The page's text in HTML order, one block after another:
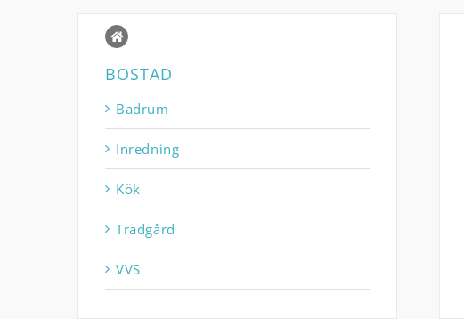
BOSTAD
Badrum
Inredning
Kök
Trädgård
VVS